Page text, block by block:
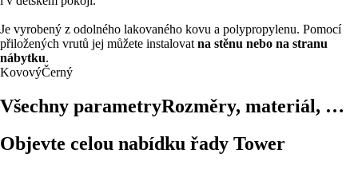
Je vyrobený z odolného lakovaného kovu a polypropylenu. Pomocí
přiložených vrutů jej můžete instalovat na stěnu nebo na stranu
nábytku.
KovovýČerný
Všechny parametryRozměry, materiál, …
Objevte celou nabídku řady Tower